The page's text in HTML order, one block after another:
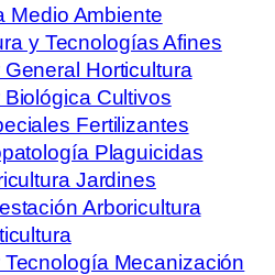
Medio Ambiente
y Tecnologías Afines
General Horticultura
Biológica Cultivos
Fertilizantes
Plaguicidas
Jardines
Arboricultura
Tecnología Mecanización